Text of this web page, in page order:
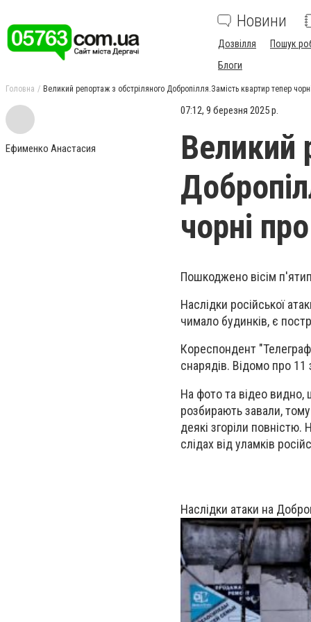
Новини
Дозвілля
Пошук
Блоги
Головна Великий репортаж з обстріляного Добропілля.Замість квартир тепер
Ефименко Анастасия
07:12, 9 березня 2025 р.
Великий
чорні
Пошкоджено вісім
Наслідки російської
чимало будинків, є
Кореспондент
снарядів. Відомо про 11
На фото та відео видно,
розбирають завали,
деякі згоріли
слідах від уламків
Наслідки атаки на